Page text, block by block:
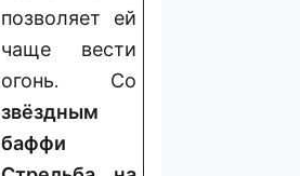
позволяет ей
чаще вести
огонь. Со
звёздным
баффи